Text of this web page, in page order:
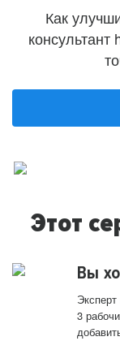
Как
консультант
Этот
Вы
3